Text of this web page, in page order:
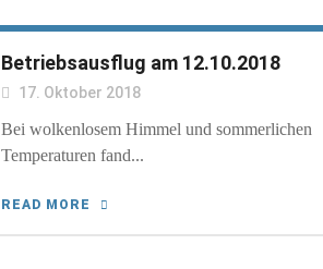
Betriebsausflug am 12.10.2018
17. Oktober 2018
Bei wolkenlosem Himmel und sommerlichen
Temperaturen fand...
READ MORE